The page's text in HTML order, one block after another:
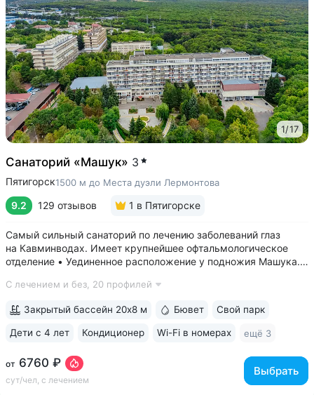
1/17
Санаторий «Машук» 3
Пятигорск1500 м до Места дуэли Лермонтова
9.2 129 отзывов 1 в Пятигорске
Самый сильный санаторий по лечению заболеваний глаз
на Кавминводах. Имеет крупнейшее офтальмологическое
отделение • Уединенное расположение у подножия Машука.
площадка Ворота любви, начало терренкура вокруг Машука.
С лечением и без, 20 профилей
от 6760 ₽
сут/чел, с лечением
Выбрать
Закрытый бассейн 20х8 м Бювет Свой парк
Дети с 4 лет Кондиционер Wi-Fi в номерах ещё 3